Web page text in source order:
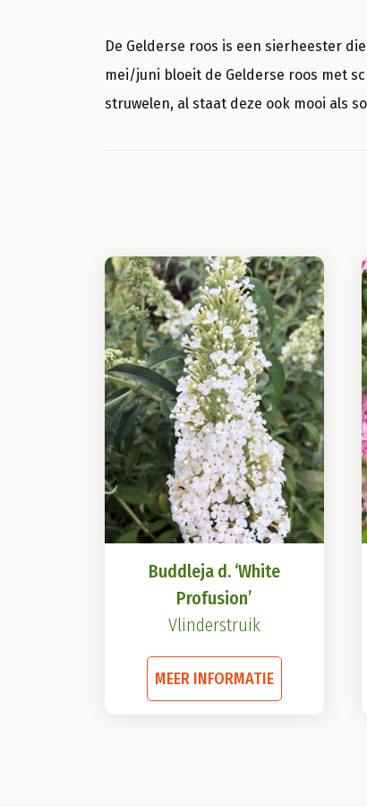
De Gelderse roos is een sierheester
mei/juni bloeit de Gelderse roos met
struwelen, al staat deze ook mooi als
Buddleja d. ‘White
Profusion’
Vlinderstruik
MEER INFORMATIE
product